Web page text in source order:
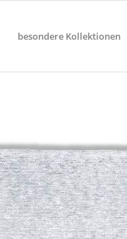
besondere Kollektionen